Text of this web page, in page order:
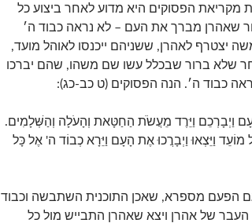
הפסוקים היא מדוע לאחר ביצוע כל
שאהרן מברך את העם – לא נראה כבוד ה׳
יצטרף לאהרן, ששניהם ייכנסו לאוהל מועד,
שלא ברור שבכלל עשו שם משהו, שהם יברכו
כבוד ה׳. הנה הפסוקים (ט כב-כג):
וַיְבָרְכֵם וַיֵּרֶד מֵעֲשֹׂת הַחַטָּאת וְהָעֹלָה וְהַשְּׁלָמִים.
וַיֵּצְאוּ וַיְבָרֲכוּ אֶת הָעָם וַיֵּרָא כְבוֹד ה' אֶל כָּל
הפעם מספרא, שאכן התוכנית השתבשה וכבוד
העבר של אהרן ויצא שאהרן התבייש מול כל